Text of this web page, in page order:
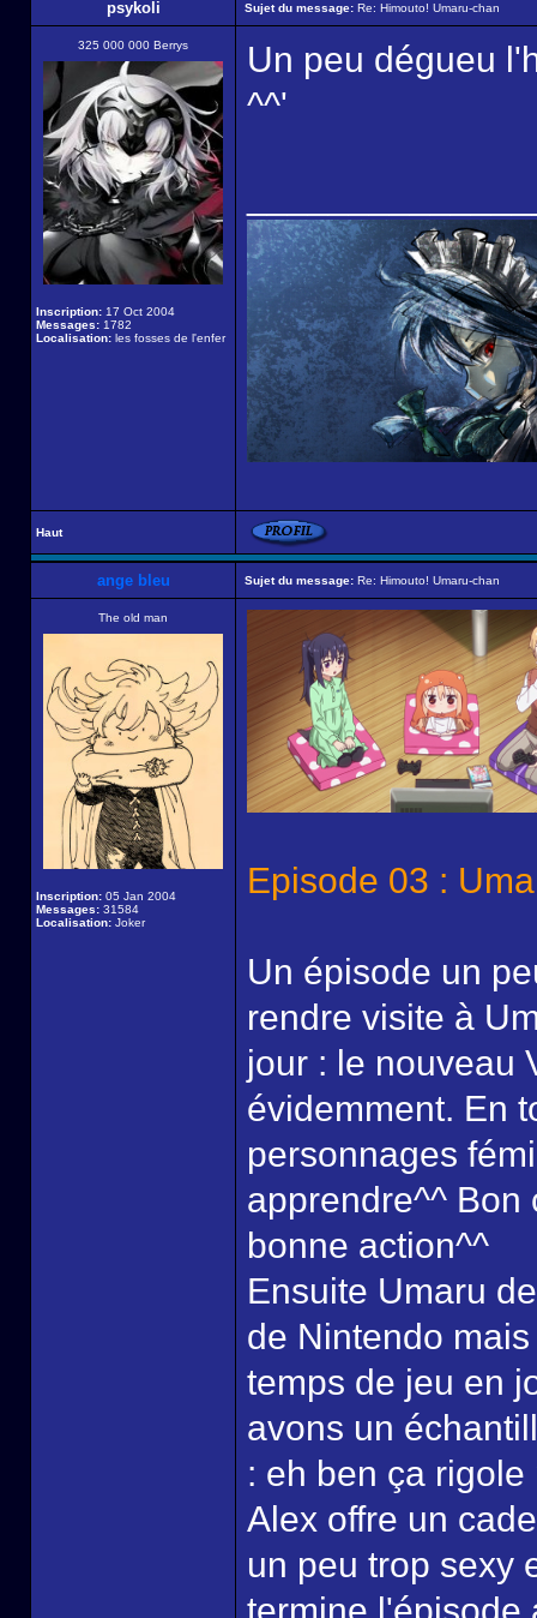
psykoli Sujet du message: Re: Himouto! Umaru-chan
325 000 000 Berrys
Inscription: 17 Oct 2004
Messages: 1782
Localisation: les fosses de l'enfer
Un peu dégueu
^^'
Haut
ange bleu Sujet du message: Re: Himouto! Umaru-chan
The old man
Inscription: 05 Jan 2004
Messages: 31584
Localisation: Joker
Episode 03 :
Un épisode un
rendre visite à
jour : le nouveau
évidemment. En
personnages
apprendre^^ Bon
bonne action^^
Ensuite Umaru
de Nintendo
temps de jeu en
avons un
: eh ben ça rigole
Alex offre un
un peu trop sexy